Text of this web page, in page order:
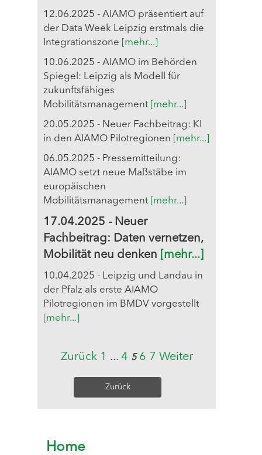
12.06.2025 - AIAMO präsentiert auf
der Data Week Leipzig erstmals die
Integrationszone
[mehr...]
10.06.2025 - AIAMO im Behörden
Spiegel: Leipzig als Modell für
zukunftsfähiges
Mobilitätsmanagement [mehr...]
20.05.2025 - Neuer Fachbeitrag: KI
in den AIAMO Pilotregionen
[mehr...]
06.05.2025 - Pressemitteilung:
AIAMO setzt neue Maßstäbe im
europäischen
Mobilitätsmanagement [mehr...]
17.04.2025 - Neuer
Fachbeitrag: Daten vernetzen,
Mobilität neu denken
[mehr...]
10.04.2025 - Leipzig und Landau in
der Pfalz als erste AIAMO
Pilotregionen im BMDV vorgestellt
[mehr...]
Zurück 1 ... 4 5 6 7 Weiter
Zurück
Home